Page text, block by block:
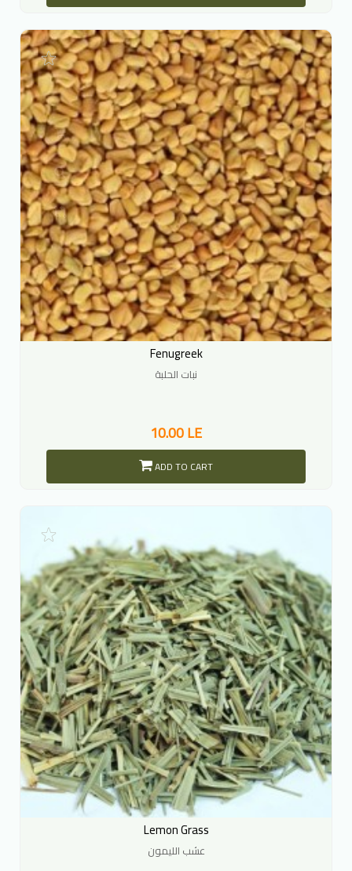
Fenugreek
نبات الحلبة
10.00 LE
ADD TO CART
Lemon Grass
عشب الليمون